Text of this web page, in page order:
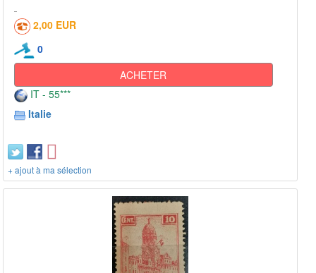
2,00 EUR
0
ACHETER
IT - 55***
Italie
+ ajout à ma sélection